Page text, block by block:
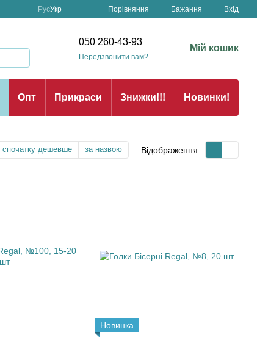
РусУкр Порівняння Бажання Вхід
050 260-43-93
Передзвонити вам?
Мій кошик
Опт Прикраси Знижки!!! Новинки!
спочатку дешевше за назвою Відображення:
Новинка